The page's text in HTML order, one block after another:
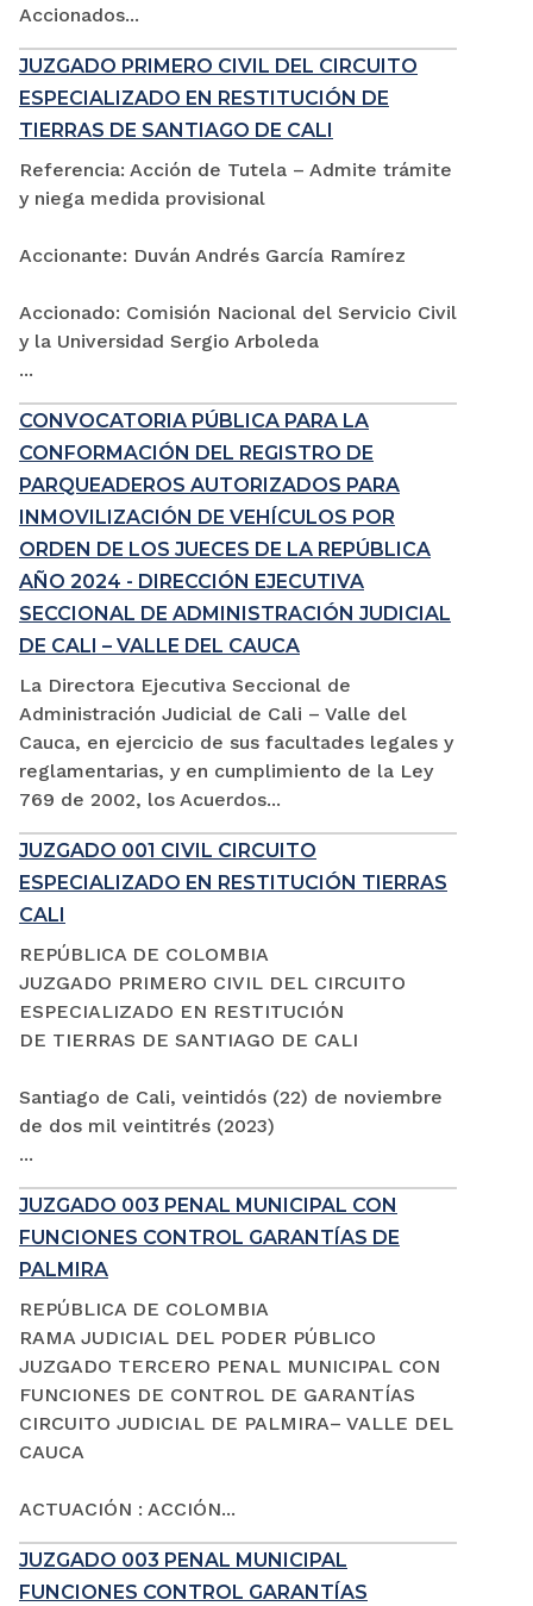
Accionados...
JUZGADO PRIMERO CIVIL DEL CIRCUITO
ESPECIALIZADO EN RESTITUCIÓN DE
TIERRAS DE SANTIAGO DE CALI
Referencia: Acción de Tutela – Admite trámite
y niega medida provisional
Accionante: Duván Andrés García Ramírez
Accionado: Comisión Nacional del Servicio Civil
y la Universidad Sergio Arboleda
...
CONVOCATORIA PÚBLICA PARA LA
CONFORMACIÓN DEL REGISTRO DE
PARQUEADEROS AUTORIZADOS PARA
INMOVILIZACIÓN DE VEHÍCULOS POR
ORDEN DE LOS JUECES DE LA REPÚBLICA
AÑO 2024 - DIRECCIÓN EJECUTIVA
SECCIONAL DE ADMINISTRACIÓN JUDICIAL
DE CALI – VALLE DEL CAUCA
La Directora Ejecutiva Seccional de
Administración Judicial de Cali – Valle del
Cauca, en ejercicio de sus facultades legales y
reglamentarias, y en cumplimiento de la Ley
769 de 2002, los Acuerdos...
JUZGADO 001 CIVIL CIRCUITO
ESPECIALIZADO EN RESTITUCIÓN TIERRAS
CALI
REPÚBLICA DE COLOMBIA
JUZGADO PRIMERO CIVIL DEL CIRCUITO
ESPECIALIZADO EN RESTITUCIÓN
DE TIERRAS DE SANTIAGO DE CALI
Santiago de Cali, veintidós (22) de noviembre
de dos mil veintitrés (2023)
...
JUZGADO 003 PENAL MUNICIPAL CON
FUNCIONES CONTROL GARANTÍAS DE
PALMIRA
REPÚBLICA DE COLOMBIA
RAMA JUDICIAL DEL PODER PÚBLICO
JUZGADO TERCERO PENAL MUNICIPAL CON
FUNCIONES DE CONTROL DE GARANTÍAS
CIRCUITO JUDICIAL DE PALMIRA– VALLE DEL
CAUCA
ACTUACIÓN : ACCIÓN...
JUZGADO 003 PENAL MUNICIPAL
FUNCIONES CONTROL GARANTÍAS